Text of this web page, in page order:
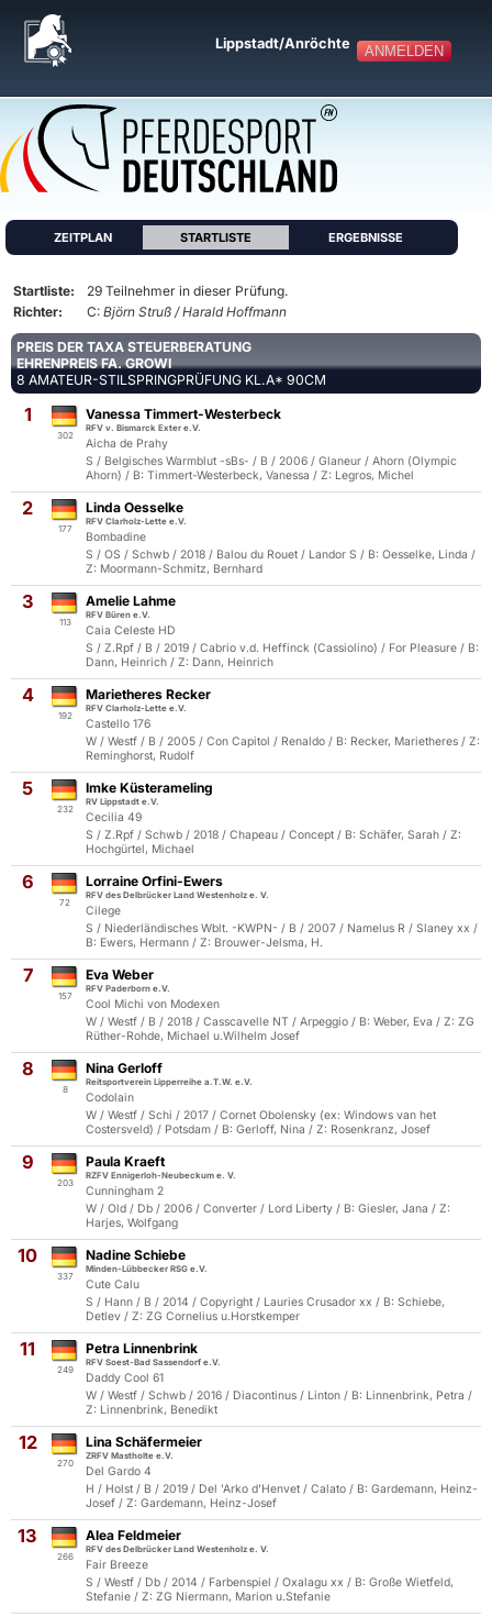
ANMELDEN
Lippstadt/Anröchte
ZEITPLAN STARTLISTE ERGEBNISSE
Startliste:
29 Teilnehmer in dieser Prüfung.
Richter:
C: Björn Struß / Harald Hoffmann
PREIS DER TAXA STEUERBERATUNG
EHRENPREIS FA. GROWI
8 AMATEUR-STILSPRINGPRÜFUNG KL.A* 90CM
1
302
Vanessa Timmert-Westerbeck
RFV v. Bismarck Exter e.V.
Aicha de Prahy
S / Belgisches Warmblut -sBs- / B / 2006 / Glaneur / Ahorn (Olympic
Ahorn) / B: Timmert-Westerbeck, Vanessa / Z: Legros, Michel
2
177
Linda Oesselke
RFV Clarholz-Lette e.V.
Bombadine
S / OS / Schwb / 2018 / Balou du Rouet / Landor S / B: Oesselke, Linda /
Z: Moormann-Schmitz, Bernhard
3
113
Amelie Lahme
RFV Büren e.V.
Caia Celeste HD
S / Z.Rpf / B / 2019 / Cabrio v.d. Heffinck (Cassiolino) / For Pleasure / B:
Dann, Heinrich / Z: Dann, Heinrich
4
192
Marietheres Recker
RFV Clarholz-Lette e.V.
Castello 176
W / Westf / B / 2005 / Con Capitol / Renaldo / B: Recker, Marietheres / Z:
Reminghorst, Rudolf
5
232
Imke Küsterameling
RV Lippstadt e.V.
Cecilia 49
S / Z.Rpf / Schwb / 2018 / Chapeau / Concept / B: Schäfer, Sarah / Z:
Hochgürtel, Michael
6
72
Lorraine Orfini-Ewers
RFV des Delbrücker Land Westenholz e. V.
Cilege
S / Niederländisches Wblt. -KWPN- / B / 2007 / Namelus R / Slaney xx /
B: Ewers, Hermann / Z: Brouwer-Jelsma, H.
7
157
Eva Weber
RFV Paderborn e.V.
Cool Michi von Modexen
W / Westf / B / 2018 / Casscavelle NT / Arpeggio / B: Weber, Eva / Z: ZG
Rüther-Rohde, Michael u.Wilhelm Josef
8
8
Nina Gerloff
Reitsportverein Lipperreihe a.T.W. e.V.
Codolain
W / Westf / Schi / 2017 / Cornet Obolensky (ex: Windows van het
Costersveld) / Potsdam / B: Gerloff, Nina / Z: Rosenkranz, Josef
9
203
Paula Kraeft
RZFV Ennigerloh-Neubeckum e. V.
Cunningham 2
W / Old / Db / 2006 / Converter / Lord Liberty / B: Giesler, Jana / Z:
Harjes, Wolfgang
10
337
Nadine Schiebe
Minden-Lübbecker RSG e.V.
Cute Calu
S / Hann / B / 2014 / Copyright / Lauries Crusador xx / B: Schiebe,
Detlev / Z: ZG Cornelius u.Horstkemper
11
249
Petra Linnenbrink
RFV Soest-Bad Sassendorf e.V.
Daddy Cool 61
W / Westf / Schwb / 2016 / Diacontinus / Linton / B: Linnenbrink, Petra /
Z: Linnenbrink, Benedikt
12
270
Lina Schäfermeier
ZRFV Mastholte e.V.
Del Gardo 4
H / Holst / B / 2019 / Del 'Arko d'Henvet / Calato / B: Gardemann, Heinz-
Josef / Z: Gardemann, Heinz-Josef
13
266
Alea Feldmeier
RFV des Delbrücker Land Westenholz e. V.
Fair Breeze
S / Westf / Db / 2014 / Farbenspiel / Oxalagu xx / B: Große Wietfeld,
Stefanie / Z: ZG Niermann, Marion u.Stefanie